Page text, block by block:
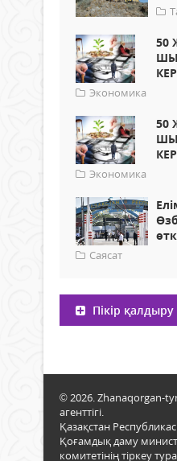
50
Экономика
50
Экономика
Саясат
Пікір қалдыру
© 2026. Zhanaqorgan-
агенттігі.
Қазақстан
Қоғамдық даму
комитетінің тіркеу